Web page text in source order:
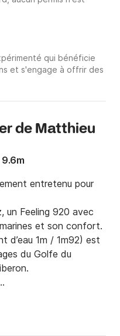
qui bénéficie
et s'engage à offrir des
de Matthieu
entretenu pour
un Feeling 920 avec
et son confort.
d’eau 1m / 1m92) est
du Golfe du